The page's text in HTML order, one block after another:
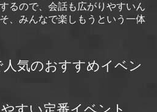
るので、会話も広がりやすいん
、みんなで楽しもうという一体
気のおすすめイベン